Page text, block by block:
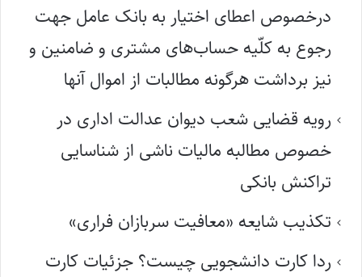
درخصوص اعطای اختیار به بانک عامل جهت
رجوع به کلّیه حساب‌های مشتری و ضامنین و
نیز برداشت هرگونه مطالبات از اموال آنها
رویه قضایی شعب دیوان عدالت اداری در
خصوص مطالبه مالیات ناشی از شناسایی
تراکنش بانکی
تکذیب شایعه «معافیت سربازان فراری»
ردا کارت دانشجویی چیست؟ جزئیات کارت